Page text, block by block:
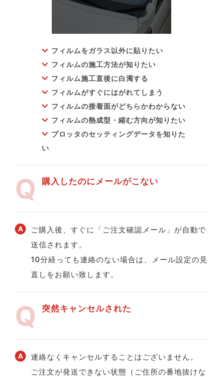
フィルムをガラス以外に貼りたい
フィルムの施工方法が知りたい
フィルム施工直後に白濁する
フィルムがすぐにはがれてしまう
フィルムの接着面がどちらかわからない
フィルムの熱成型・縮む方向が知りたい
プロッタのセッティングデータを知りた
い
購入したのにメールがこない
ご購入後、すぐに「ご注文確認メール」が自動で
送信されます。
10分経っても連絡のない場合は、メール設定の見
直しをお願い致します。
突然キャンセルされた
連絡なくキャンセルすることはございません。
ご注文が発送できない状態（ご住所の番地抜けな